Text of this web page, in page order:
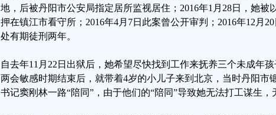
地，后被丹阳市公安局指定居所监视居住；2016年1月28日，她被
押在镇江市看守所；2016年4月7日此案曾公开审判；2016年12月
处有期徒刑两年。
自去年11月22日出狱后，她希望尽快找到工作来抚养三个未成年
两会敏感时期结束后，就带着4岁的小儿子来到北京，当时丹阳市
书记窦刚林一路“陪同”，由于他们的“陪同”导致她无法打工谋生，